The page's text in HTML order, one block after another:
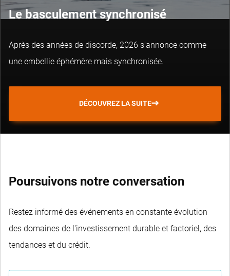
Le basculement synchronisé
Après des années de discorde, 2026 s'annonce comme
une embellie éphémère mais synchronisée.
DÉCOUVREZ LA SUITE
Poursuivons notre conversation
Restez informé des événements en constante évolution
des domaines de l'investissement durable et factoriel, des
tendances et du crédit.